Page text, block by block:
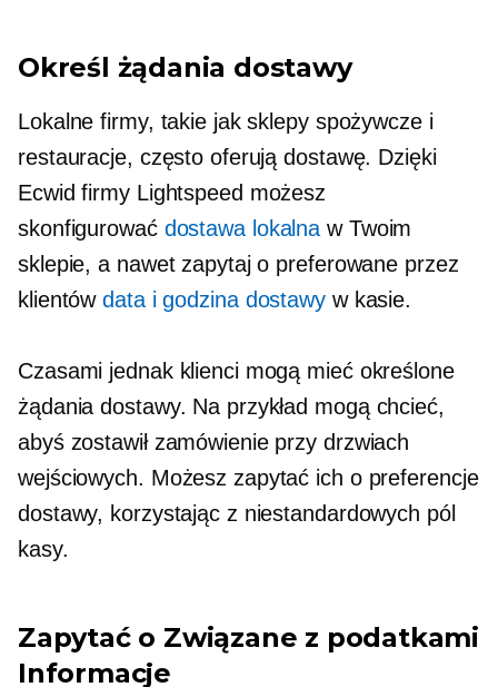
Określ żądania dostawy
Lokalne firmy, takie jak sklepy spożywcze i
restauracje, często oferują dostawę. Dzięki
Ecwid firmy Lightspeed możesz
skonfigurować dostawa lokalna w Twoim
sklepie, a nawet zapytaj o preferowane przez
klientówdata i godzina dostawyw kasie.
Czasami jednak klienci mogą mieć określone
żądania dostawy. Na przykład mogą chcieć,
abyś zostawił zamówienie przy drzwiach
wejściowych. Możesz zapytać ich o preferencje
dostawy, korzystając z niestandardowych pól
kasy.
Zapytać o Związane z podatkami
Informacje